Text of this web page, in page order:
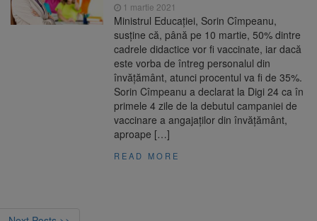
1 martie 2021
Ministrul Educaţiei, Sorin Cîmpeanu,
susține că, până pe 10 martie, 50% dintre
cadrele didactice vor fi vaccinate, iar dacă
este vorba de întreg personalul din
învăţământ, atunci procentul va fi de 35%.
Sorin Cîmpeanu a declarat la Digi 24 ca în
primele 4 zile de la debutul campaniei de
vaccinare a angajaților din învățământ,
aproape […]
READ MORE